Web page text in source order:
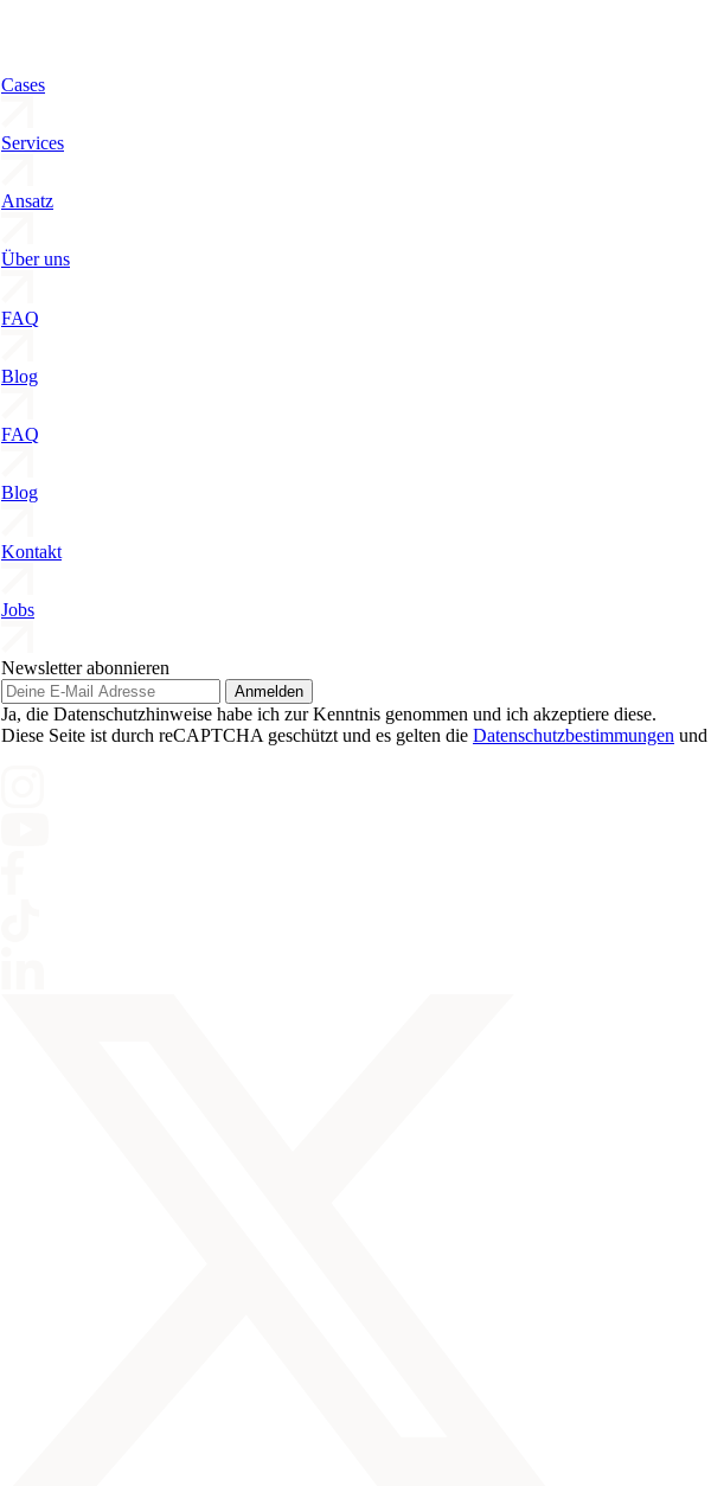
Cases
Services
Ansatz
Über uns
FAQ
Blog
FAQ
Blog
Kontakt
Jobs
Newsletter abonnieren
Ja, die Datenschutzhinweise habe ich zur Kenntnis genommen und ich akzeptiere diese.
Diese Seite ist durch reCAPTCHA geschützt und es gelten die Datenschutzbestimmungen und